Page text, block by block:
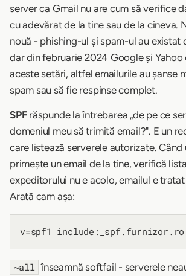
server ca Gmail nu are cum să verifice
cu adevărat de la tine sau de la cineva.
nouă - phishing-ul și spam-ul au existat
dar din februarie 2024 Google și
aceste setări, altfel emailurile au șanse
spam sau să fie respinse complet.
SPFrăspunde la întrebarea „de pe ce
domeniul meu să trimită email?". E un
care listează serverele autorizate. Când
primește un email de la tine, verifică
expeditorului nu e acolo, emailul e
Arată cam așa:
~all înseamnă softfail - serverele